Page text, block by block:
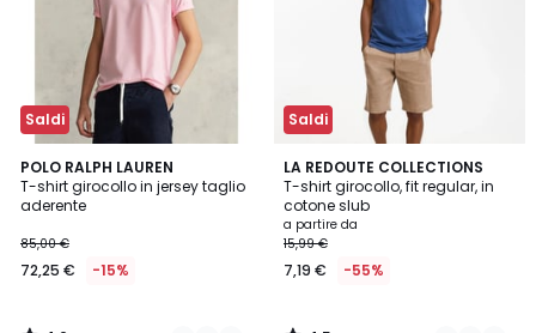
Saldi
POLO RALPH LAUREN
T-shirt girocollo in jersey taglio
aderente
85,00 €
72,25 € -15%
4,6
/ 5
2
Colori
Saldi
LA REDOUTE COLLECTIONS
T-shirt girocollo, fit regular, in
cotone slub
a partire da
15,99 €
7,19 € -55%
4,5
/ 5
4
Colori